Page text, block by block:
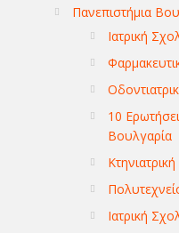
Πανεπιστήμια
Ιατρική
10
Βουλγαρία
Ιατρική